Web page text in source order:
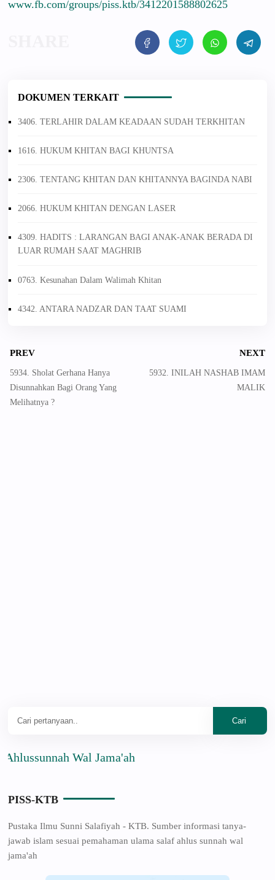
www.fb.com/groups/piss.ktb/3412201588802625
DOKUMEN TERKAIT
3406. TERLAHIR DALAM KEADAAN SUDAH TERKHITAN
1616. HUKUM KHITAN BAGI KHUNTSA
2306. TENTANG KHITAN DAN KHITANNYA BAGINDA NABI
2066. HUKUM KHITAN DENGAN LASER
4309. HADITS : LARANGAN BAGI ANAK-ANAK BERADA DI
LUAR RUMAH SAAT MAGHRIB
0763. Kesunahan Dalam Walimah Khitan
4342. ANTARA NADZAR DAN TAAT SUAMI
PREV
5934. Sholat Gerhana Hanya
Disunnahkan Bagi Orang Yang
Melihatnya ?
NEXT
5932. INILAH NASHAB IMAM
MALIK
Wal Jama'ah
PISS-KTB
Pustaka Ilmu Sunni Salafiyah - KTB. Sumber informasi tanya-
jawab islam sesuai pemahaman ulama salaf ahlus sunnah wal
jama'ah